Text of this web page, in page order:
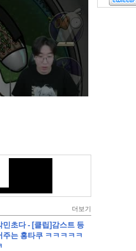
더보기
민초다 - [클립]감스트 등
주는 홍타쿠 ㅋㅋㅋㅋㅋ